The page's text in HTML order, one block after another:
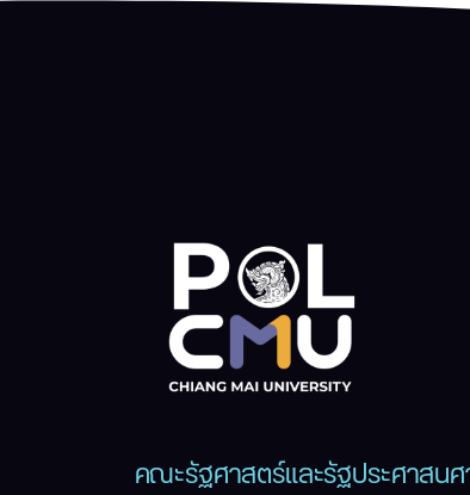
คณะรัฐศาสตร์และรัฐประศาสน